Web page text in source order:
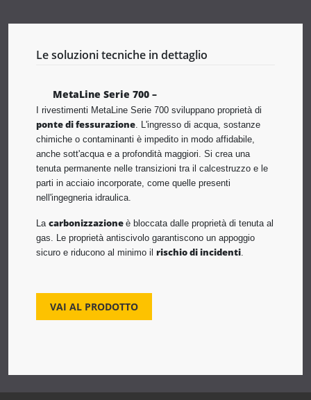
Le soluzioni tecniche in dettaglio
MetaLine Serie 700 –
I rivestimenti MetaLine Serie 700 sviluppano proprietà di
ponte di fessurazione. L'ingresso di acqua, sostanze
chimiche o contaminanti è impedito in modo affidabile,
anche sott'acqua e a profondità maggiori. Si crea una
tenuta permanente nelle transizioni tra il calcestruzzo e le
parti in acciaio incorporate, come quelle presenti
nell'ingegneria idraulica.
La carbonizzazione è bloccata dalle proprietà di tenuta al
gas. Le proprietà antiscivolo garantiscono un appoggio
sicuro e riducono al minimo il rischio di incidenti.
VAI AL PRODOTTO